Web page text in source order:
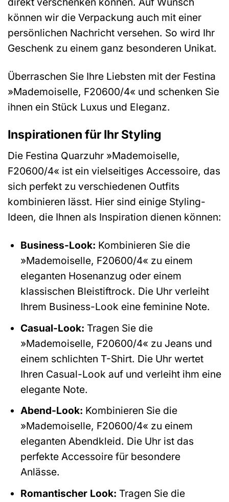
können wir die Verpackung auch mit einer
persönlichen Nachricht versehen. So wird Ihr
Geschenk zu einem ganz besonderen Unikat.
Überraschen Sie Ihre Liebsten mit der Festina
»Mademoiselle, F20600/4« und schenken Sie
ihnen ein Stück Luxus und Eleganz.
Inspirationen für Ihr Styling
Die Festina Quarzuhr »Mademoiselle,
F20600/4« ist ein vielseitiges Accessoire, das
sich perfekt zu verschiedenen Outfits
kombinieren lässt. Hier sind einige Styling-
Ideen, die Ihnen als Inspiration dienen können:
Business-Look: Kombinieren Sie die
»Mademoiselle, F20600/4« zu einem
eleganten Hosenanzug oder einem
klassischen Bleistiftrock. Die Uhr verleiht
Ihrem Business-Look eine feminine Note.
Casual-Look: Tragen Sie die
»Mademoiselle, F20600/4« zu Jeans und
einem schlichten T-Shirt. Die Uhr wertet
Ihren Casual-Look auf und verleiht ihm eine
elegante Note.
Abend-Look: Kombinieren Sie die
»Mademoiselle, F20600/4« zu einem
eleganten Abendkleid. Die Uhr ist das
perfekte Accessoire für besondere
Anlässe.
Romantischer Look: Tragen Sie die